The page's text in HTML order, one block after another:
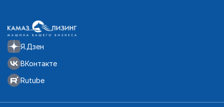
Я.Дзен
ВКонтакте
Rutube